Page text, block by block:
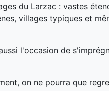
du Larzac : vastes
villages typiques et
l'occasion de
on ne pourra que